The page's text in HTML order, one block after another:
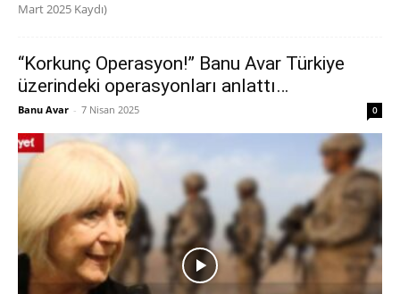
Mart 2025 Kaydı)
“Korkunç Operasyon!” Banu Avar Türkiye
üzerindeki operasyonları anlattı…
Banu Avar - 7 Nisan 2025 0